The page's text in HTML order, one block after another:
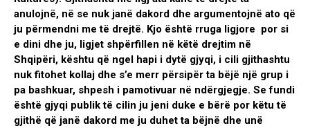
anulojnë, në se nuk janë dakord dhe argumentojnë ato që
ju përmendni me të drejtë. Kjo është rruga ligjore por si
e dini dhe ju, ligjet shpërfillen në këtë drejtim në
Shqipëri, kështu që ngel hapi i dytë gjyqi, i cili gjithashtu
nuk fitohet kollaj dhe s’e merr përsipër ta bëjë një grup i
pa bashkuar, shpesh i pamotivuar në ndërgjegje. Se fundi
është gjyqi publik të cilin ju jeni duke e bërë por këtu të
gjithë që janë dakord me ju duhet ta bëjnë dhe unë